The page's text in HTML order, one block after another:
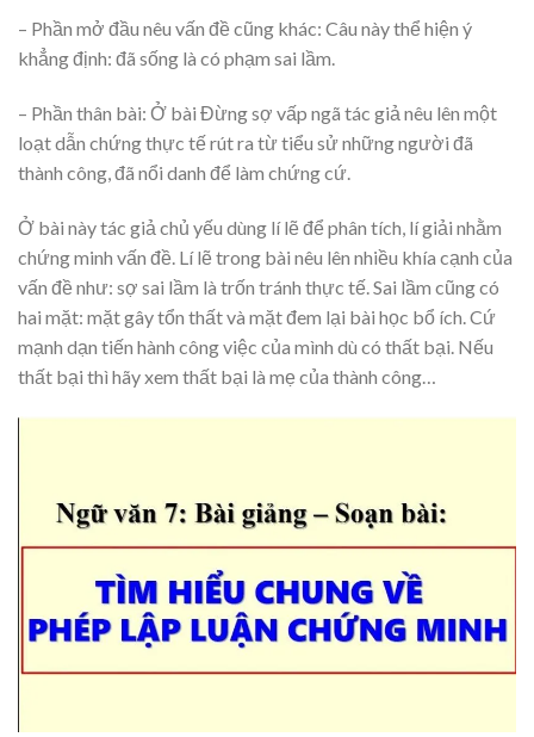
– Phần mở đầu nêu vấn đề cũng khác: Câu này thể hiện ý
khẳng định: đã sống là có phạm sai lầm.
– Phần thân bài: Ở bài Đừng sợ vấp ngã tác giả nêu lên một
loạt dẫn chứng thực tế rút ra từ tiểu sử những người đã
thành công, đã nổi danh để làm chứng cứ.
Ở bài này tác giả chủ yếu dùng lí lẽ để phân tích, lí giải nhằm
chứng minh vấn đề. Lí lẽ trong bài nêu lên nhiều khía cạnh của
vấn đề như: sợ sai lầm là trốn tránh thực tế. Sai lầm cũng có
hai mặt: mặt gây tổn thất và mặt đem lại bài học bổ ích. Cứ
mạnh dạn tiến hành công việc của mình dù có thất bại. Nếu
thất bại thì hãy xem thất bại là mẹ của thành công…